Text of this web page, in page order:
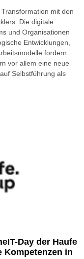
mit den
Die digitale
und Organisationen
Entwicklungen,
fordern
vor allem eine neue
Selbstführung als
Day der Haufe
Kompetenzen in